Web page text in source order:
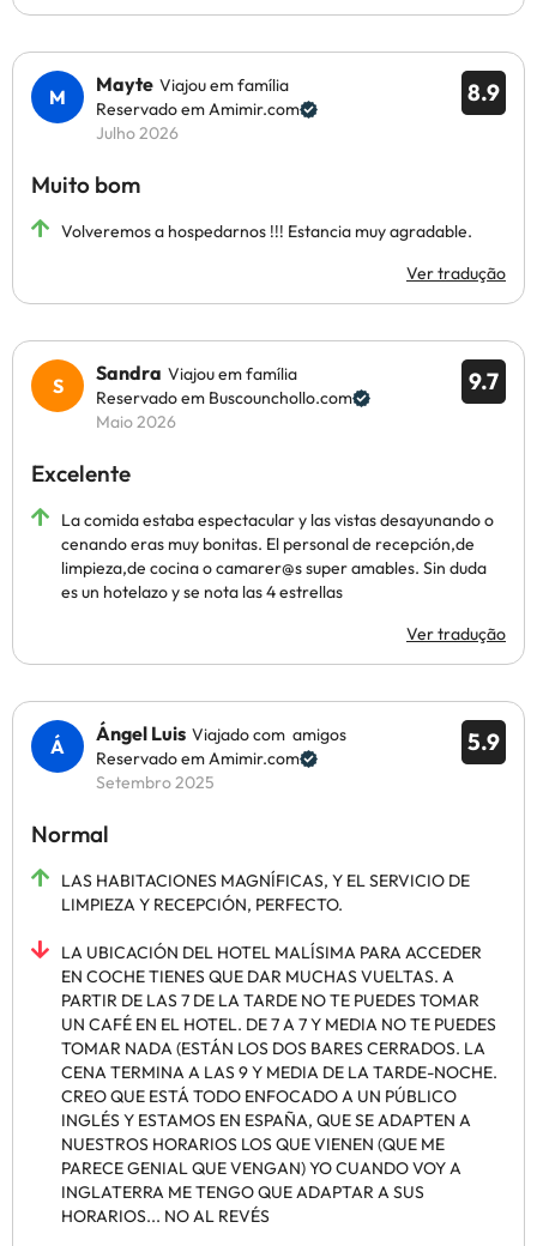
8.9
Mayte Viajou em família
Reservado em Amimir.com
Julho 2026
Muito bom
Volveremos a hospedarnos !!! Estancia muy agradable.
Ver tradução
9.7
Sandra Viajou em família
Reservado em Buscounchollo.com
Maio 2026
Excelente
La comida estaba espectacular y las vistas desayunando o
cenando eras muy bonitas. El personal de recepción,de
limpieza,de cocina o camarer@s super amables. Sin duda
es un hotelazo y se nota las 4 estrellas
Ver tradução
5.9
Ángel Luis Viajado com amigos
Reservado em Amimir.com
Setembro 2025
Normal
LAS HABITACIONES MAGNÍFICAS, Y EL SERVICIO DE
LIMPIEZA Y RECEPCIÓN, PERFECTO.
LA UBICACIÓN DEL HOTEL MALÍSIMA PARA ACCEDER
EN COCHE TIENES QUE DAR MUCHAS VUELTAS. A
PARTIR DE LAS 7 DE LA TARDE NO TE PUEDES TOMAR
UN CAFÉ EN EL HOTEL. DE 7 A 7 Y MEDIA NO TE PUEDES
TOMAR NADA (ESTÁN LOS DOS BARES CERRADOS. LA
CENA TERMINA A LAS 9 Y MEDIA DE LA TARDE-NOCHE.
CREO QUE ESTÁ TODO ENFOCADO A UN PÚBLICO
INGLÉS Y ESTAMOS EN ESPAÑA, QUE SE ADAPTEN A
NUESTROS HORARIOS LOS QUE VIENEN (QUE ME
PARECE GENIAL QUE VENGAN) YO CUANDO VOY A
INGLATERRA ME TENGO QUE ADAPTAR A SUS
HORARIOS... NO AL REVÉS